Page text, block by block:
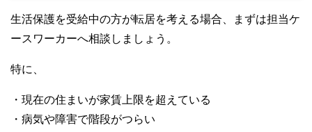
生活保護を受給中の方が転居を考える場合、まずは担当ケ
ースワーカーへ相談しましょう。
特に、
・現在の住まいが家賃上限を超えている
・病気や障害で階段がつらい